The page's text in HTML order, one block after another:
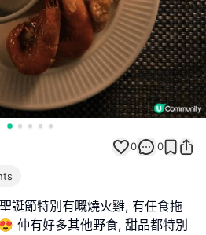
0 0
誕節特別有嘅燒火雞, 有任食拖
仲有好多其他野食, 甜品都特別